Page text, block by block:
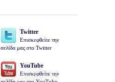
Twitter
Επισκεφθείτε την
σελίδα μας στο Twitter
YouTube
Επισκεφθείτε την